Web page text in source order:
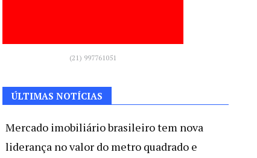
(21) 997761051
ÚLTIMAS NOTÍCIAS
Mercado imobiliário brasileiro tem nova
liderança no valor do metro quadrado e